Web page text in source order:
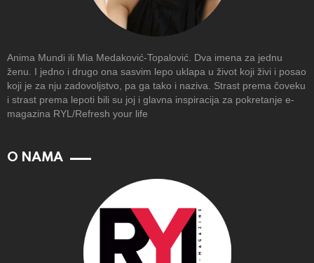
Anima Mundi ili Mia Medaković-Topalović. Dva imena za jednu
ženu. I jedno i drugo ona sasvim lepo uklapa u život koji živi i posao
koji je za nju zadovoljstvo, pa ga tako i naziva. Strast prema čoveku
i strast prema lepoti bili su joj i glavna inspiracija za pokretanje e-
magazina RYL/Refresh your life
O NAMA